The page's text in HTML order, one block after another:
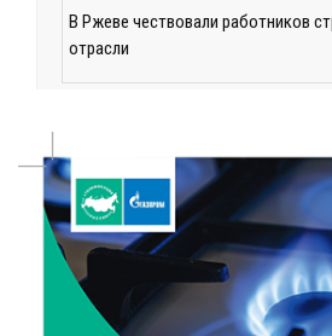
В Ржеве чествовали работников
отрасли
Зарядка со стражем порядка
«Чайке»
7 Авг 2026 18:02 291
В Нило-Столобенской пустыни
реставрация фасада исторической